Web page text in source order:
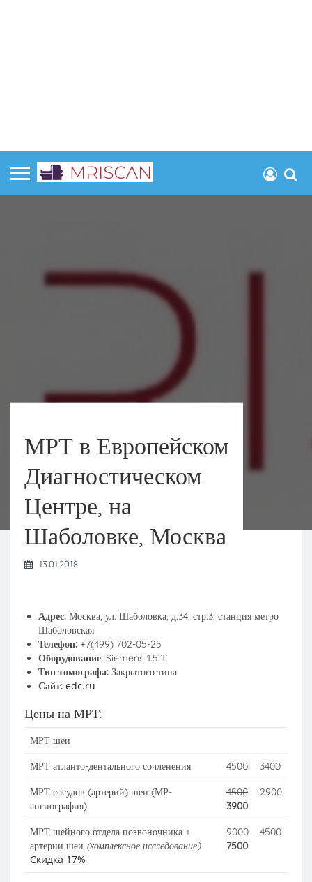
МРТ в Европейском
Диагностическом
Центре, на
Шаболовке, Москва
13.01.2018
Адрес: Москва, ул. Шаболовка, д.34, стр.3, станция метро
Шаболовская
Телефон: +7(499) 702-05-25
Оборудование: Siemens 1.5 Т
Тип томографа: Закрытого типа
Сайт: edc.ru
Цены на МРТ:
МРТ шеи
МРТ атланто-дентального сочленения 4500 3400
МРТ сосудов (артерий) шеи (МР-
ангиография)
4500
3900
2900
МРТ шейного отдела позвоночника +
артерии шеи (комплексное исследование)
Скидка 17%
9000
7500
4500